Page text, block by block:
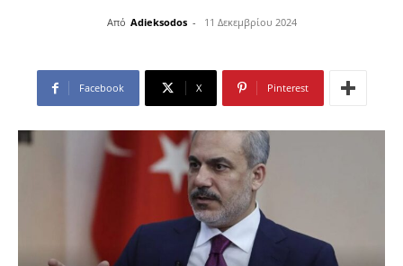
Από Adieksodos - 11 Δεκεμβρίου 2024
Facebook X Pinterest